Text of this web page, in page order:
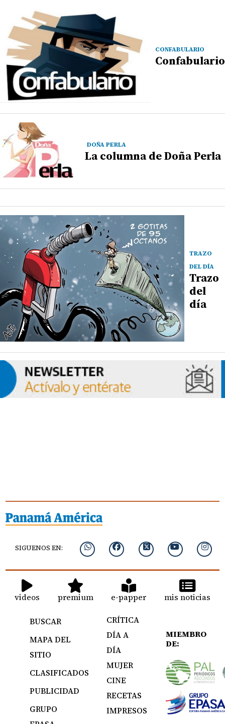
CONFABULARIO
Confabulario
DOÑA PERLA
La columna de Doña Perla
TRAZO
DEL DÍA
Trazo
del
día
SIGUENOS EN:
videos premium e-papper mis noticias
BUSCAR
MAPA DEL
SITIO
CLASIFICADOS
PUBLICIDAD
GRUPO
CRÍTICA
DÍA A
DÍA
MUJER
CINE
RECETAS
IMPRESOS
MIEMBRO
DE: